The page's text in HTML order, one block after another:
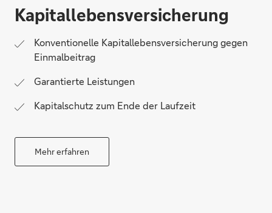
Kapitallebens­versicherung
Konventionelle Kapitallebensversicherung gegen
Einmalbeitrag
Garantierte Leistungen
Kapitalschutz zum Ende der Laufzeit
Mehr erfahren